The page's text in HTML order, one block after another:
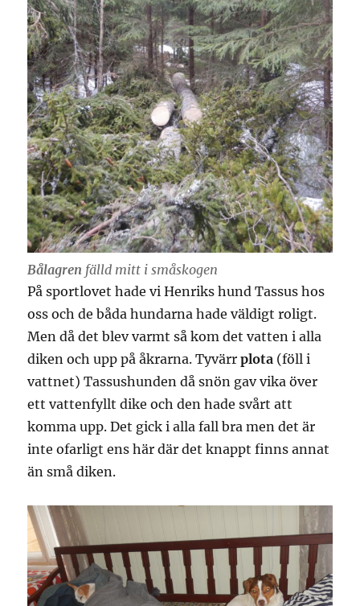
Bålagren fälld mitt i småskogen
På sportlovet hade vi Henriks hund Tassus hos
oss och de båda hundarna hade väldigt roligt.
Men då det blev varmt så kom det vatten i alla
diken och upp på åkrarna. Tyvärrplota (föll i
vattnet) Tassushunden då snön gav vika över
ett vattenfyllt dike och den hade svårt att
komma upp. Det gick i alla fall bra men det är
inte ofarligt ens här där det knappt finns annat
än små diken.